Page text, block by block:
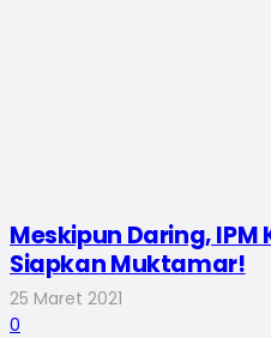
Meskipun Daring,
Siapkan Muktamar!
25 Maret 2021
0